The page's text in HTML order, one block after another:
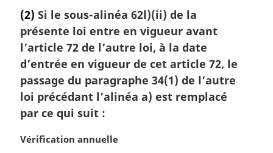
a
r
g
i
a
l
e
(2) Si le sous-alinéa 62l)(ii) de la
présente loi entre en vigueur avant
l’article 72 de l’autre loi, à la date
d’entrée en vigueur de cet article 72, le
passage du paragraphe 34(1) de l’autre
loi précédant l’alinéa a) est remplacé
par ce qui suit :
N
Vérification annuelle